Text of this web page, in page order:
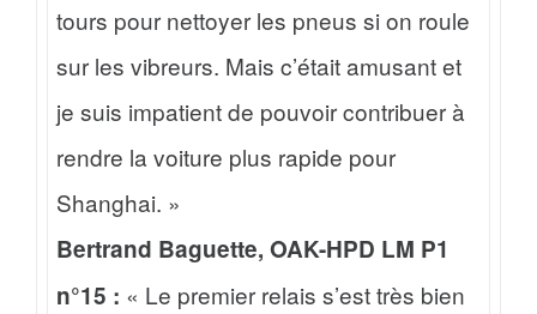
tours pour nettoyer les pneus si on roule
sur les vibreurs. Mais c’était amusant et
je suis impatient de pouvoir contribuer à
rendre la voiture plus rapide pour
Shanghai. »
Bertrand Baguette, OAK-HPD LM P1
n°15 : « Le premier relais s’est très bien